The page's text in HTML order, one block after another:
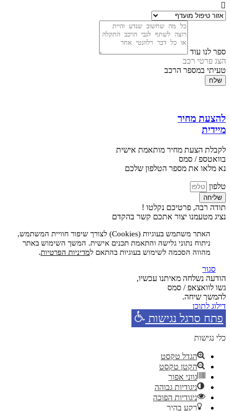
ספר לנו עוד
הצג פרטי רכב
טעיתי במספר הרכב
שלח
להצעת מחיר
מיידית
לקבלת הצעת מחיר מותאמת אישית
בוואטספ / סמס
נא מלאו את מספר הטלפון שלכם
טלפון
שליחה
תודה רבה, פרטיכם נקלטו !
נציג מטעמנו יצור אתכם קשר בהקדם
האתר משתמש בעוגיות (Cookies) לצורך שיפור חוויית המשתמש,
ניתוח נתוני גלישה והתאמת תכנים אישית. המשך השימוש באתר
מהווה הסכמה לשימוש בעוגיות בהתאם למדיניות הפרטיות.
סגור
הודעה נשלחה מאיתנו עכשיו,
גשו לוואצאפ / סמס
להמשך שיחה.
דילוג לתוכן
פתח סרגל נגישות
כלי נגישות
הגדל טקסט
הקטן טקסט
גווני אפור
ניגודיות גבוהה
ניגודיות הפוכה
רקע בהיר